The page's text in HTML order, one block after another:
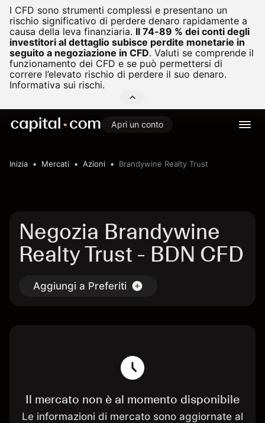
I CFD sono strumenti complessi e presentano un
rischio significativo di perdere denaro rapidamente a
causa della leva finanziaria. Il 74-89 % dei conti degli
investitori al dettaglio subisce perdite monetarie in
seguito a negoziazione in CFD. Valuti se comprende il
funzionamento dei CFD e se può permettersi di
correre l’elevato rischio di perdere il suo denaro.
Informativa sui rischi.
Apri un conto
Inizia Mercati Azioni Brandywine Realty Trust
Negozia Brandywine
Realty Trust - BDN CFD
Aggiungi a Preferiti
Il mercato non è al momento disponibile
Le informazioni di mercato sono aggiornate al